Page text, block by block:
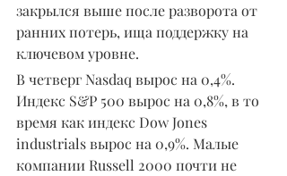
закрылся выше после разворота от
ранних потерь, ища поддержку на
ключевом уровне.
В четверг Nasdaq вырос на 0,4%.
Индекс S&P 500 вырос на 0,8%, в то
время как индекс Dow Jones
industrials вырос на 0,9%. Малые
компании Russell 2000 почти не